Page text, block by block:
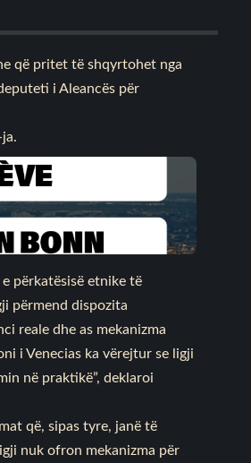
që pritet të shqyrtohet nga
i Aleancës për
përkatësisë etnike të
përmend dispozita
reale dhe as mekanizma
i Venecias ka vërejtur se ligji
në praktikë”, deklaroi
që, sipas tyre, janë të
nuk ofron mekanizma për